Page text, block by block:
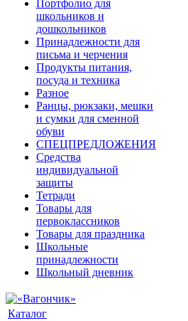
Портфолио для
школьников и
дошкольников
Принадлежности для
письма и черчения
Продукты питания,
посуда и техника
Разное
Ранцы, рюкзаки, мешки
и сумки для сменной
обуви
СПЕЦПРЕДЛОЖЕНИЯ
Средства
индивидуальной
защиты
Тетради
Товары для
первоклассников
Товары для праздника
Школьные
принадлежности
Школьный дневник
Каталог